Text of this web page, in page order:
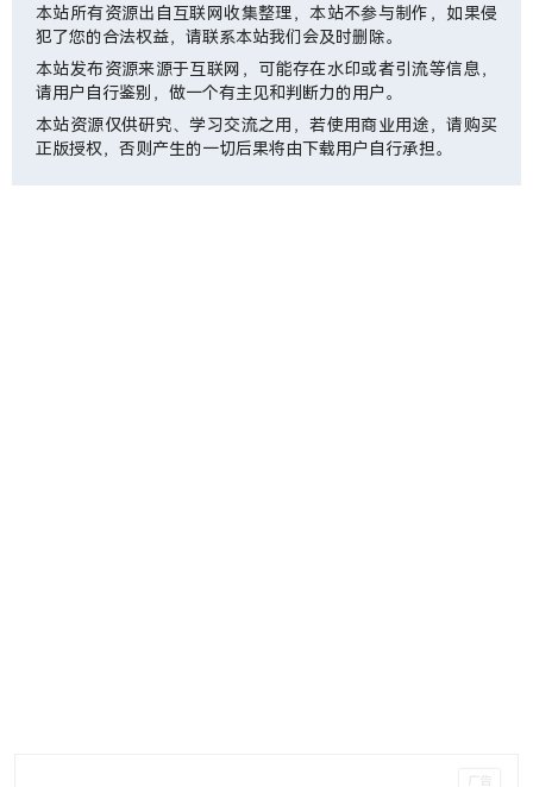
本站所有资源出自互联网收集整理，本站不参与制作，如果侵
犯了您的合法权益，请联系本站我们会及时删除。
本站发布资源来源于互联网，可能存在水印或者引流等信息，
请用户自行鉴别，做一个有主见和判断力的用户。
本站资源仅供研究、学习交流之用，若使用商业用途，请购买
正版授权，否则产生的一切后果将由下载用户自行承担。